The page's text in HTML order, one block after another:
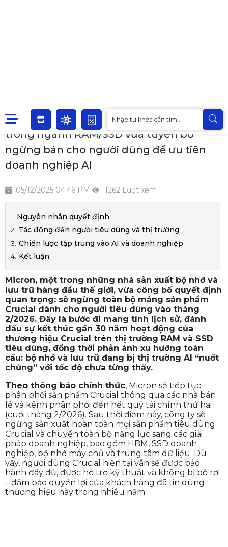
Trang chủ
Tin khuyến mãi
Ram PC giá rẻ chỉ là dĩ vãng,một ông lớn trong ngành
RAM/SSD vừa tuyên bố ngừng bán cho người dùng để ưu
tiên doanh nghiệp AI
Ram PC giá rẻ chỉ là dĩ vãng,một ông lớn
trong ngành RAM/SSD vừa tuyên bố
ngừng bán cho người dùng để ưu tiên
doanh nghiệp AI
05/12/2025 04:46 PM
Nguyên nhân quyết định
Tác động đến người tiêu dùng và thị trường
Chiến lược tập trung vào AI và doanh nghiệp
Kết luận
Micron, một trong những nhà sản xuất bộ nhớ và
lưu trữ hàng đầu thế giới, vừa công bố quyết định
quan trọng: sẽ ngừng toàn bộ mảng sản phẩm
Crucial dành cho người tiêu dùng vào tháng
2/2026. Đây là bước đi mang tính lịch sử, đánh
dấu sự kết thúc gần 30 năm hoạt động của
thương hiệu Crucial trên thị trường RAM và SSD
tiêu dùng, đồng thời phản ánh xu hướng toàn
cầu: bộ nhớ và lưu trữ đang bị thị trường AI “nuốt
chửng” với tốc độ chưa từng thấy.
Theo thông báo chính thức, Micron sẽ tiếp tục
phân phối sản phẩm Crucial thông qua các nhà bán
lẻ và kênh phân phối đến hết quý tài chính thứ hai
(cuối tháng 2/2026). Sau thời điểm này, công ty sẽ
ngừng sản xuất hoàn toàn mọi sản phẩm tiêu dùng